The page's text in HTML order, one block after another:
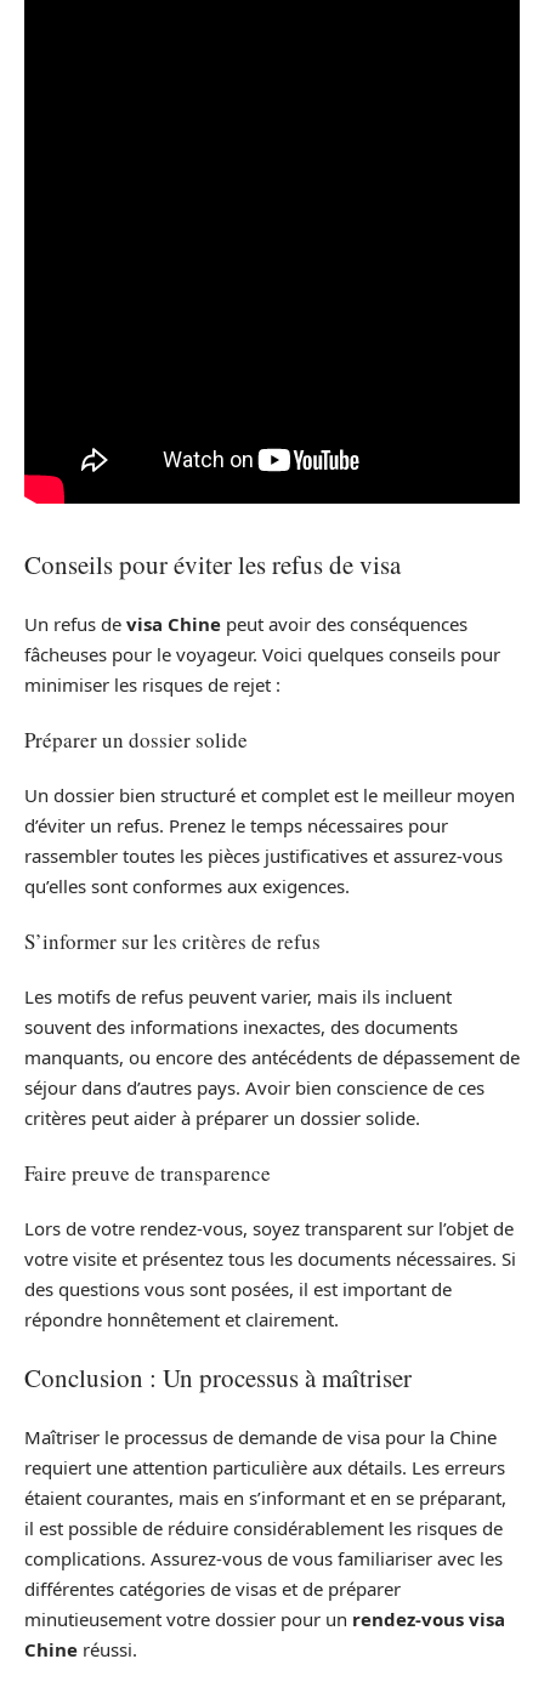
Conseils pour éviter les refus de visa
Un refus de visa Chine peut avoir des conséquences
fâcheuses pour le voyageur. Voici quelques conseils pour
minimiser les risques de rejet :
Préparer un dossier solide
Un dossier bien structuré et complet est le meilleur moyen
d’éviter un refus. Prenez le temps nécessaires pour
rassembler toutes les pièces justificatives et assurez-vous
qu’elles sont conformes aux exigences.
S’informer sur les critères de refus
Les motifs de refus peuvent varier, mais ils incluent
souvent des informations inexactes, des documents
manquants, ou encore des antécédents de dépassement de
séjour dans d’autres pays. Avoir bien conscience de ces
critères peut aider à préparer un dossier solide.
Faire preuve de transparence
Lors de votre rendez-vous, soyez transparent sur l’objet de
votre visite et présentez tous les documents nécessaires. Si
des questions vous sont posées, il est important de
répondre honnêtement et clairement.
Conclusion : Un processus à maîtriser
Maîtriser le processus de demande de visa pour la Chine
requiert une attention particulière aux détails. Les erreurs
étaient courantes, mais en s’informant et en se préparant,
il est possible de réduire considérablement les risques de
complications. Assurez-vous de vous familiariser avec les
différentes catégories de visas et de préparer
minutieusement votre dossier pour un rendez-vous visa
Chine réussi.